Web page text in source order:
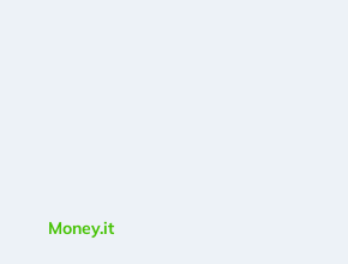
Money.it